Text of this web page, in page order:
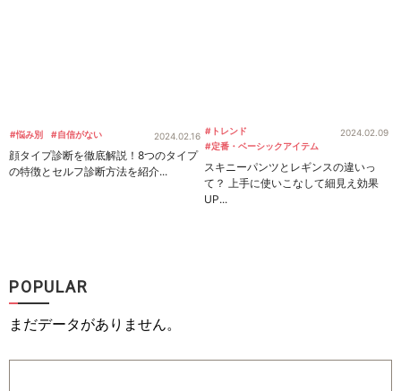
#悩み別 #自信がない 2024.02.16
顔タイプ診断を徹底解説！8つのタイプ
の特徴とセルフ診断方法を紹介...
#トレンド
#定番・ベーシックアイテム
2024.02.09
スキニーパンツとレギンスの違いっ
て？ 上手に使いこなして細見え効果
UP...
POPULAR
まだデータがありません。